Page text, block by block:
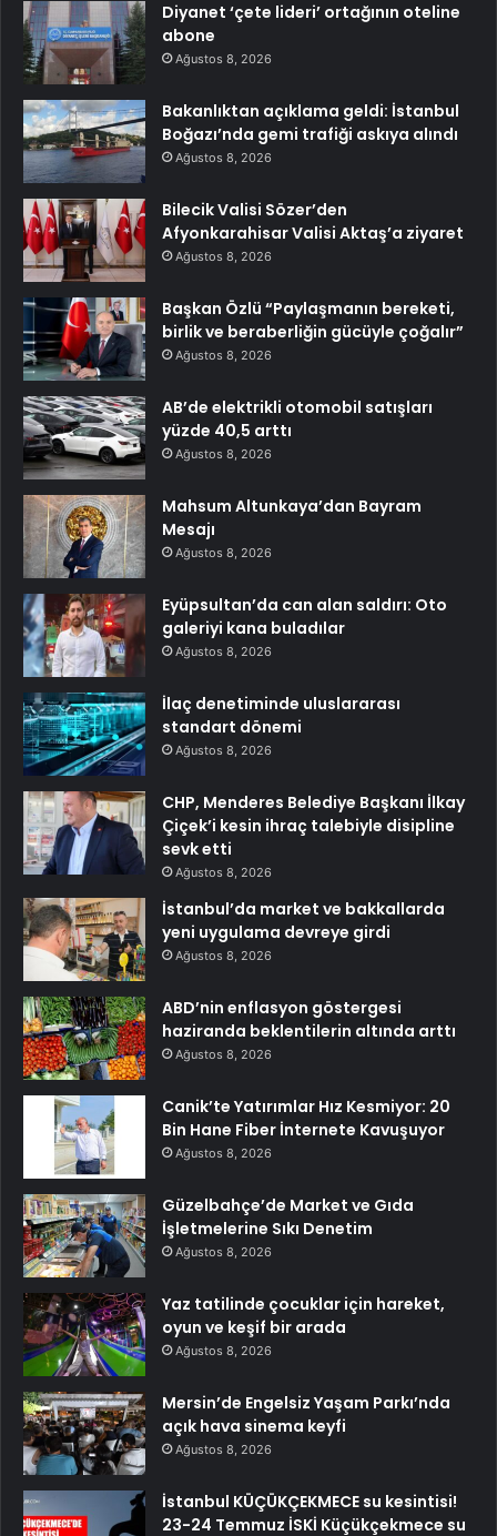
Diyanet ‘çete lideri’ ortağının oteline
abone
Ağustos 8, 2026
Bakanlıktan açıklama geldi: İstanbul
Boğazı’nda gemi trafiği askıya alındı
Ağustos 8, 2026
Bilecik Valisi Sözer’den
Afyonkarahisar Valisi Aktaş’a ziyaret
Ağustos 8, 2026
Başkan Özlü “Paylaşmanın bereketi,
birlik ve beraberliğin gücüyle çoğalır”
Ağustos 8, 2026
AB’de elektrikli otomobil satışları
yüzde 40,5 arttı
Ağustos 8, 2026
Mahsum Altunkaya’dan Bayram
Mesajı
Ağustos 8, 2026
Eyüpsultan’da can alan saldırı: Oto
galeriyi kana buladılar
Ağustos 8, 2026
İlaç denetiminde uluslararası
standart dönemi
Ağustos 8, 2026
CHP, Menderes Belediye Başkanı İlkay
Çiçek’i kesin ihraç talebiyle disipline
sevk etti
Ağustos 8, 2026
İstanbul’da market ve bakkallarda
yeni uygulama devreye girdi
Ağustos 8, 2026
ABD’nin enflasyon göstergesi
haziranda beklentilerin altında arttı
Ağustos 8, 2026
Canik’te Yatırımlar Hız Kesmiyor: 20
Bin Hane Fiber İnternete Kavuşuyor
Ağustos 8, 2026
Güzelbahçe’de Market ve Gıda
İşletmelerine Sıkı Denetim
Ağustos 8, 2026
Yaz tatilinde çocuklar için hareket,
oyun ve keşif bir arada
Ağustos 8, 2026
Mersin’de Engelsiz Yaşam Parkı’nda
açık hava sinema keyfi
Ağustos 8, 2026
İstanbul KÜÇÜKÇEKMECE su kesintisi!
23-24 Temmuz İSKİ Küçükçekmece su